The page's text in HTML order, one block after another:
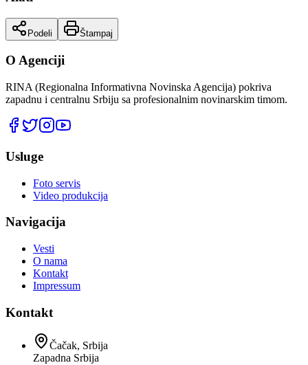
Podeli Štampaj
O Agenciji
RINA (Regionalna Informativna Novinska Agencija) pokriva
zapadnu i centralnu Srbiju sa profesionalnim novinarskim timom.
Usluge
Foto servis
Video produkcija
Navigacija
Vesti
O nama
Kontakt
Impressum
Kontakt
Čačak, Srbija
Zapadna Srbija